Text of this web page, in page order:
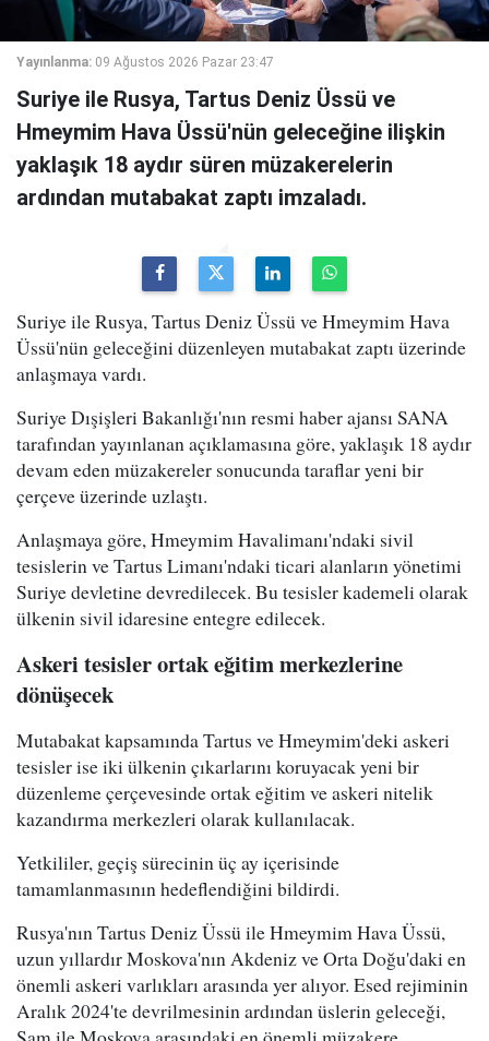
Yayınlanma: 09 Ağustos 2026 Pazar 23:47
Suriye ile Rusya, Tartus Deniz Üssü ve
Hmeymim Hava Üssü'nün geleceğine ilişkin
yaklaşık 18 aydır süren müzakerelerin
ardından mutabakat zaptı imzaladı.
Suriye ile Rusya, Tartus Deniz Üssü ve Hmeymim Hava
Üssü'nün geleceğini düzenleyen mutabakat zaptı üzerinde
anlaşmaya vardı.
Suriye Dışişleri Bakanlığı'nın resmi haber ajansı SANA
tarafından yayınlanan açıklamasına göre, yaklaşık 18 aydır
devam eden müzakereler sonucunda taraflar yeni bir
çerçeve üzerinde uzlaştı.
Anlaşmaya göre, Hmeymim Havalimanı'ndaki sivil
tesislerin ve Tartus Limanı'ndaki ticari alanların yönetimi
Suriye devletine devredilecek. Bu tesisler kademeli olarak
ülkenin sivil idaresine entegre edilecek.
Askeri tesisler ortak eğitim merkezlerine
dönüşecek
Mutabakat kapsamında Tartus ve Hmeymim'deki askeri
tesisler ise iki ülkenin çıkarlarını koruyacak yeni bir
düzenleme çerçevesinde ortak eğitim ve askeri nitelik
kazandırma merkezleri olarak kullanılacak.
Yetkililer, geçiş sürecinin üç ay içerisinde
tamamlanmasının hedeflendiğini bildirdi.
Rusya'nın Tartus Deniz Üssü ile Hmeymim Hava Üssü,
uzun yıllardır Moskova'nın Akdeniz ve Orta Doğu'daki en
önemli askeri varlıkları arasında yer alıyor. Esed rejiminin
Aralık 2024'te devrilmesinin ardından üslerin geleceği,